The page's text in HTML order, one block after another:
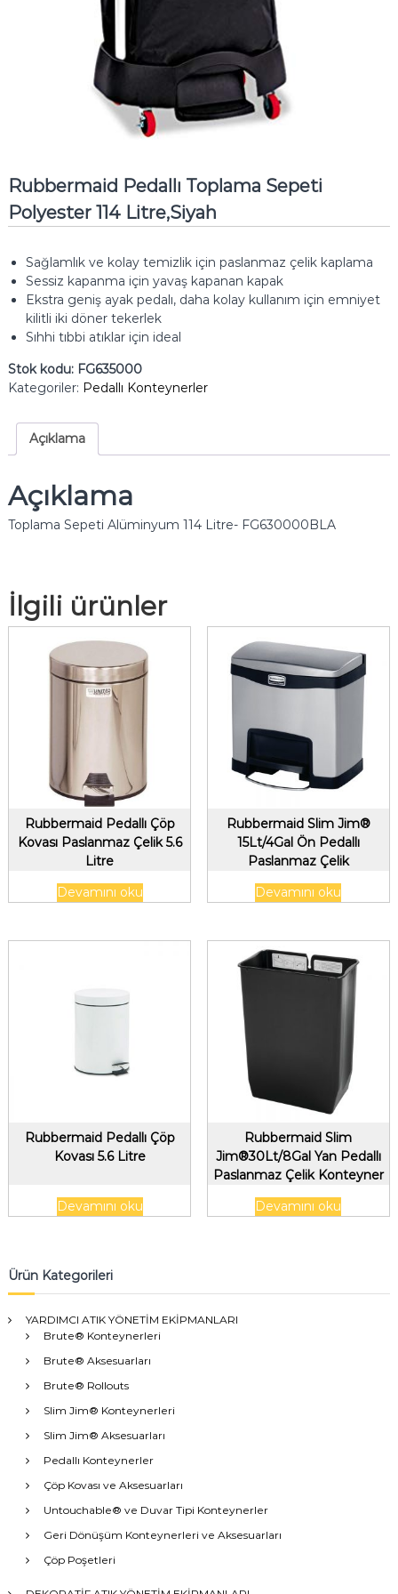
Rubbermaid Pedallı Toplama Sepeti
Polyester 114 Litre,Siyah
Sağlamlık ve kolay temizlik için paslanmaz çelik kaplama
Sessiz kapanma için yavaş kapanan kapak
Ekstra geniş ayak pedalı, daha kolay kullanım için emniyet
kilitli iki döner tekerlek
Sıhhi tıbbi atıklar için ideal
Stok kodu: FG635000
Kategoriler: Pedallı Konteynerler
Açıklama
Açıklama
Toplama Sepeti Alüminyum 114 Litre- FG630000BLA
İlgili ürünler
Rubbermaid Pedallı Çöp
Kovası Paslanmaz Çelik 5.6
Litre
Devamını oku
Rubbermaid Slim Jim®
15Lt/4Gal Ön Pedallı
Paslanmaz Çelik
Konteyner,Siyah
Devamını oku
Rubbermaid Pedallı Çöp
Kovası 5.6 Litre
Devamını oku
Rubbermaid Slim
Jim®30Lt/8Gal Yan Pedallı
Paslanmaz Çelik Konteyner
için Astar
Devamını oku
Ürün Kategorileri
YARDIMCI ATIK YÖNETİM EKİPMANLARI
Brute® Konteynerleri
Brute® Aksesuarları
Brute® Rollouts
Slim Jim® Konteynerleri
Slim Jim® Aksesuarları
Pedallı Konteynerler
Çöp Kovası ve Aksesuarları
Untouchable® ve Duvar Tipi Konteynerler
Geri Dönüşüm Konteynerleri ve Aksesuarları
Çöp Poşetleri